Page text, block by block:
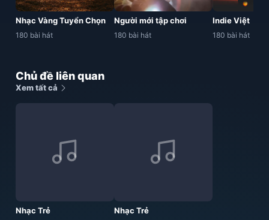
Nhạc Vàng Tuyển Chọn
180 bài hát
Người mới tập chơi
180 bài hát
Indie Việt
180 bài hát
Chủ đề liên quan
Xem tất cả
Nhạc Trẻ Nhạc Trẻ